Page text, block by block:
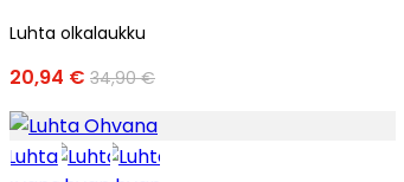
Luhta olkalaukku
20,94 € 34,90 €